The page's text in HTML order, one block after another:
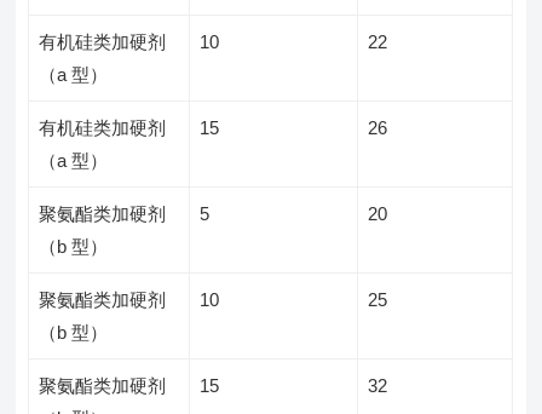
有机硅类加硬剂
（a 型）
10 22
有机硅类加硬剂
（a 型）
15 26
聚氨酯类加硬剂
（b 型）
5 20
聚氨酯类加硬剂
（b 型）
10 25
聚氨酯类加硬剂
15 32